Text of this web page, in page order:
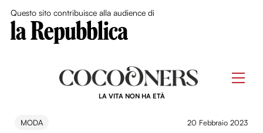
Questo sito contribuisce alla audience di
LA VITA NON HA ETÀ
MODA 20 Febbraio 2023